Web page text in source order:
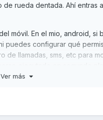
rueda dentada. Ahí entras
móvil. En el mio, android, si
puedes configurar qué
llamadas, sms, etc para
Ver más